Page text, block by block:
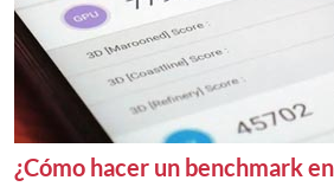
¿Cómo hacer un benchmark